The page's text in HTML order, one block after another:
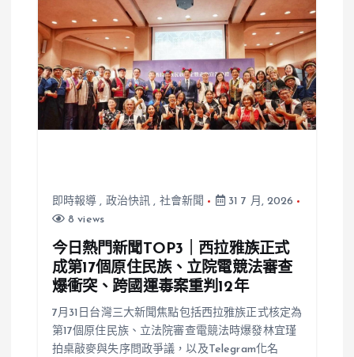
萬換撤告結案
她「贏一半」
即時報導 , 政治快訊 , 社會新聞
31 7 月, 2026
8 views
今日熱門新聞TOP3｜西拉雅族正式
成第17個原住民族、立院電競法審查
爆衝突、跨國運毒案重判12年
7月31日台灣三大新聞焦點包括西拉雅族正式核定為
第17個原住民族、立法院審查電競法時爆發林宜瑾
拍桌敲麥與失序問政爭議，以及Telegram化名